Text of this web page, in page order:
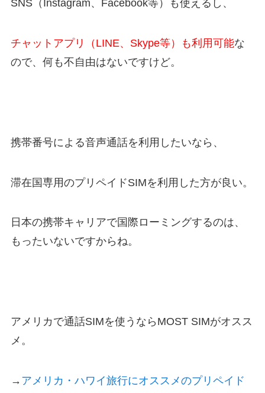
SNS（Instagram、Facebook等）も使えるし、
チャットアプリ（LINE、Skype等）も利用可能な
ので、何も不自由はないですけど。
携帯番号による音声通話を利用したいなら、
滞在国専用のプリペイドSIMを利用した方が良い。
日本の携帯キャリアで国際ローミングするのは、
もったいないですからね。
アメリカで通話SIMを使うならMOST SIMがオスス
メ。
→ アメリカ・ハワイ旅行にオススメのプリペイド